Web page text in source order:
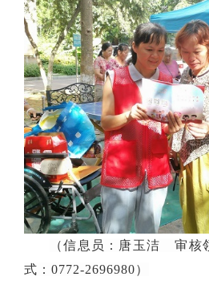
（信息员：唐玉洁 审
式：0772-2696980）